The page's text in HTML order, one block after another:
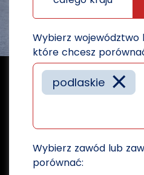
Wybierz województwo
które chcesz
×
podlaskie
Wybierz zawód lub
porównać: